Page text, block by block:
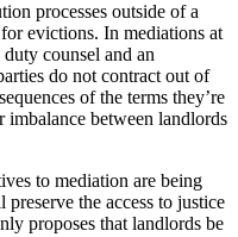
processes outside of a
evictions. In mediations at
counsel and an
do not contract out of
of the terms they’re
imbalance between landlords
to mediation are being
the access to justice
proposes that landlords be